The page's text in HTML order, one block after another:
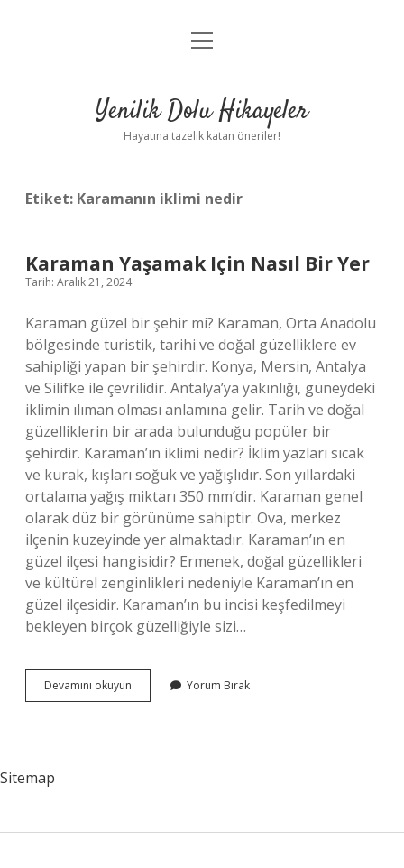
Anasayfa
Yasal Uyarı
menüyü
Yenilik Dolu Hikayeler
Hayatına tazelik katan öneriler!
Etiket: Karamanın iklimi nedir
Karaman Yaşamak Için Nasıl Bir Yer
Tarih: Aralık 21, 2024
Karaman güzel bir şehir mi? Karaman, Orta Anadolu
bölgesinde turistik, tarihi ve doğal güzelliklere ev
sahipliği yapan bir şehirdir. Konya, Mersin, Antalya
ve Silifke ile çevrilidir. Antalya’ya yakınlığı, güneydeki
iklimin ılıman olması anlamına gelir. Tarih ve doğal
güzelliklerin bir arada bulunduğu popüler bir
şehirdir. Karaman’ın iklimi nedir? İklim yazları sıcak
ve kurak, kışları soğuk ve yağışlıdır. Son yıllardaki
ortalama yağış miktarı 350 mm’dir. Karaman genel
olarak düz bir görünüme sahiptir. Ova, merkez
ilçenin kuzeyinde yer almaktadır. Karaman’ın en
güzel ilçesi hangisidir? Ermenek, doğal güzellikleri
ve kültürel zenginlikleri nedeniyle Karaman’ın en
güzel ilçesidir. Karaman’ın bu incisi keşfedilmeyi
bekleyen birçok güzelliğiyle sizi…
Devamını okuyun Karaman
Yaşamak
Yorum Bırak
Sitemap